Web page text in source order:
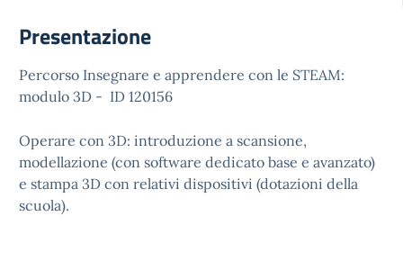
Presentazione
Percorso Insegnare e apprendere con le STEAM:
modulo 3D - ID 120156
Operare con 3D: introduzione a scansione,
modellazione (con software dedicato base e avanzato)
e stampa 3D con relativi dispositivi (dotazioni della
scuola).